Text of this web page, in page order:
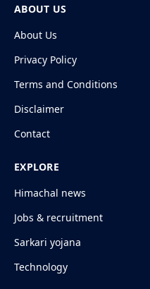
ABOUT US
About Us
Privacy Policy
Terms and Conditions
Disclaimer
Contact
EXPLORE
Himachal news
Jobs & recruitment
Sarkari yojana
Technology